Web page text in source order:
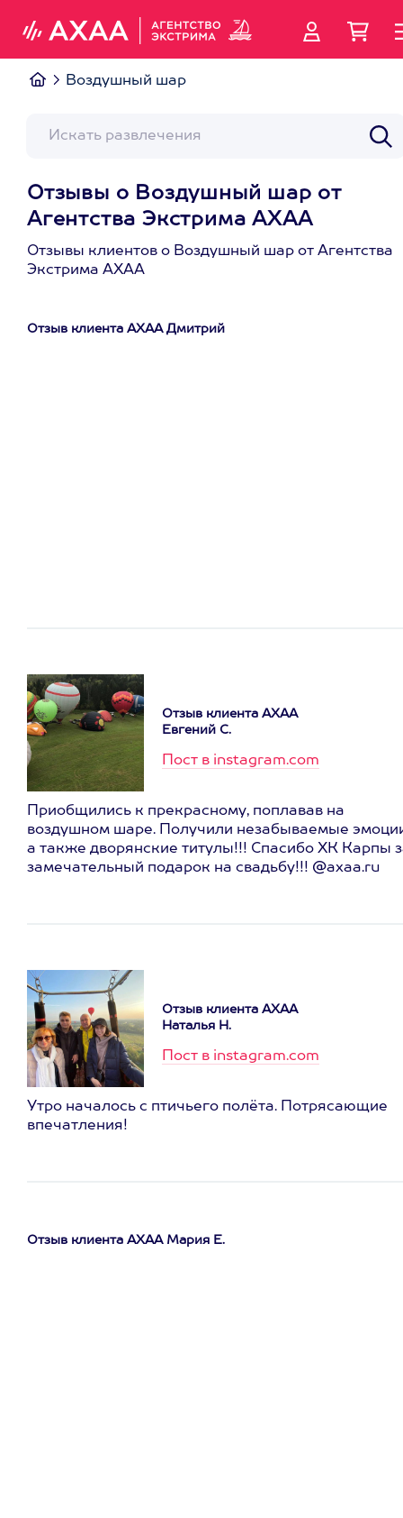
Воздушный шар
Отзывы о Воздушный шар от
Агентства Экстрима АХАА
Отзывы клиентов о Воздушный шар от Агентства
Экстрима АХАА
Отзыв клиента АХАА Дмитрий
Отзыв клиента АХАА
Евгений С.
Пост в instagram.com
Приобщились к прекрасному, поплавав на
воздушном шаре. Получили незабываемые
а также дворянские титулы!!! Спасибо ХК Карпы
замечательный подарок на свадьбу!!! @axaa.ru
Отзыв клиента АХАА
Наталья Н.
Пост в instagram.com
Утро началось с птичьего полёта. Потрясающие
впечатления!
Отзыв клиента АХАА Мария Е.